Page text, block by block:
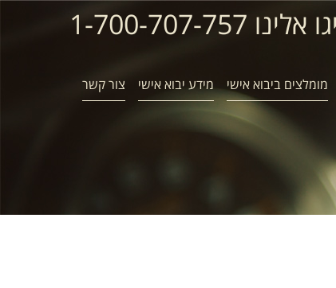
1-700-707-757
מומלצים ביבוא אישי מידע יבוא אישי צור קשר